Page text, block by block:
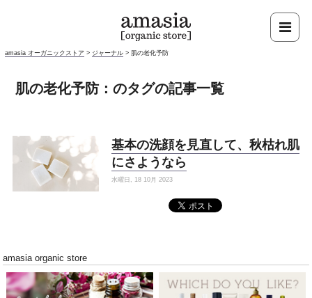
amasia オーガニックストア > ジャーナル > 肌の老化予防
肌の老化予防：のタグの記事一覧
基本の洗顔を見直して、秋枯れ肌
にさようなら
水曜日, 18 10月 2023
amasia organic store